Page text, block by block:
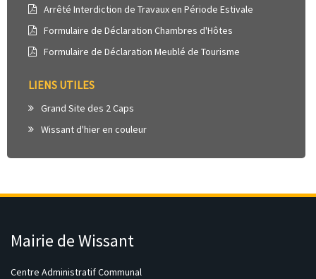
Arrêté Interdiction de Travaux en Période Estivale
Formulaire de Déclaration Chambres d'Hôtes
Formulaire de Déclaration Meublé de Tourisme
LIENS UTILES
Grand Site des 2 Caps
Wissant d'hier en couleur
Mairie de Wissant
Centre Administratif Communal